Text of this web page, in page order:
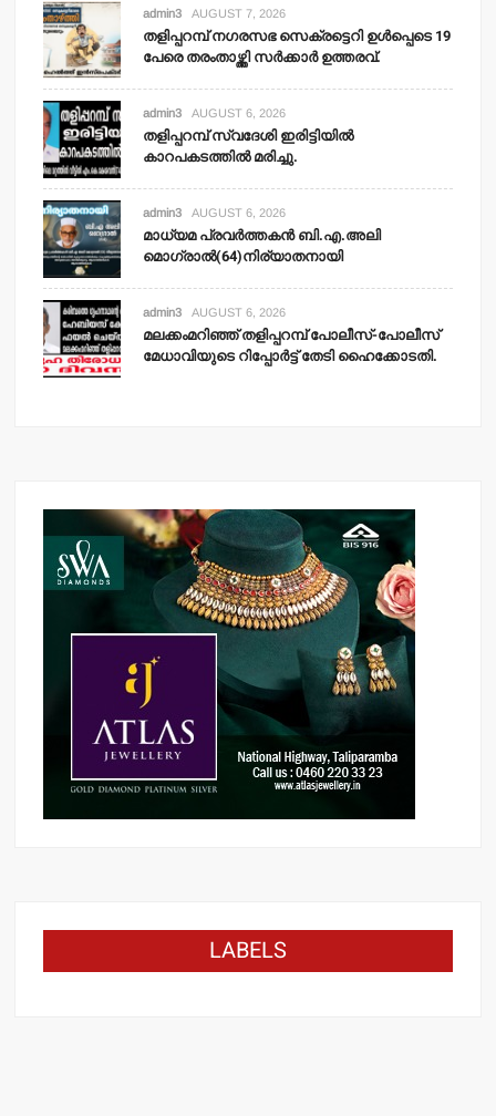
admin3 AUGUST 7, 2026
തളിപ്പറമ്പ് നഗരസഭ സെക്രട്ടെറി ഉള്‍പ്പെടെ 19
പേരെ തരംതാഴ്ത്തി സര്‍ക്കാര്‍ ഉത്തരവ്.
admin3 AUGUST 6, 2026
തളിപ്പറമ്പ് സ്വദേശി ഇരിട്ടിയില്‍
കാറപകടത്തില്‍ മരിച്ചു.
admin3 AUGUST 6, 2026
മാധ്യമ പ്രവര്‍ത്തകന്‍ ബി.എ.അലി
മൊഗ്രാല്‍(64)നിര്യാതനായി
admin3 AUGUST 6, 2026
മലക്കംമറിഞ്ഞ് തളിപ്പറമ്പ് പോലീസ്-പോലീസ്
മേധാവിയുടെ റിപ്പോര്‍ട്ട് തേടി ഹൈക്കോടതി.
LABELS